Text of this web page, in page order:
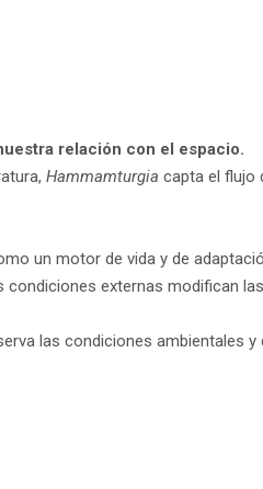
relación con el espacio.
Hammamturgia capta el flujo
un motor de vida y de
externas modifican
las condiciones ambientales